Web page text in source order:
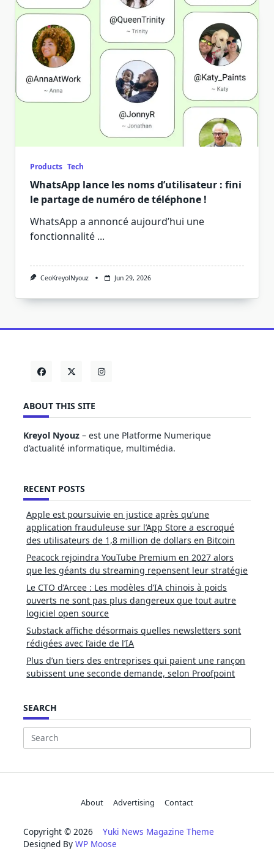
Products Tech
WhatsApp lance les noms d’utilisateur : fini
le partage de numéro de téléphone !
WhatsApp a annoncé aujourd’hui une
fonctionnalité ...
CeoKreyolNyouz Jun 29, 2026
ABOUT THIS SITE
Kreyol Nyouz – est une Platforme Numerique
d’actualité informatique, multimédia.
RECENT POSTS
Apple est poursuivie en justice après qu’une
application frauduleuse sur l’App Store a escroqué
des utilisateurs de 1,8 million de dollars en Bitcoin
Peacock rejoindra YouTube Premium en 2027 alors
que les géants du streaming repensent leur stratégie
Le CTO d’Arcee : Les modèles d’IA chinois à poids
ouverts ne sont pas plus dangereux que tout autre
logiciel open source
Substack affiche désormais quelles newsletters sont
rédigées avec l’aide de l’IA
Plus d’un tiers des entreprises qui paient une rançon
subissent une seconde demande, selon Proofpoint
SEARCH
Search
About Advertising Contact
Copyright © 2026 Yuki News Magazine Theme
Designed By WP Moose